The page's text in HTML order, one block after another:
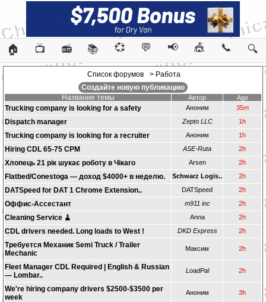
🏠 📺 📻 📚 💞 💬 📢 🎪 📞 🔍
Список форумов
> Работа
Создайте новую публикацию
Название темы
Автор Ago
Trucking company is looking for a safety Аноним 35m
Dispatch manager Zepto LLC 1h
Trucking company is looking for a recruiter Аноним 1h
Hiring CDL 65-75 CPM ASE-Ruta 2h
Хлопець 21 рік шукає роботу в Чікаго Arsen 2h
Flatbed/Conestoga — доход $4000+ в неделю. Schwarz Logis.. 2h
DATSpeed for DAT 1 Chrome Extension.. DATSpeed 2h
Оффис-Ассестант m911 inc 2h
Cleaning Service 🧹 Anna 2h
CDL drivers needed. Long loads to West ! DKD Express 2h
Требуется Механик Semi Truck / Trailer
Mechanic
Максим 2h
Fleet Manager CDL Required | English & Russian
— Lombar..
LoadPal 2h
We're hiring company drivers $2500-$3500 per
week
Аноним 3h